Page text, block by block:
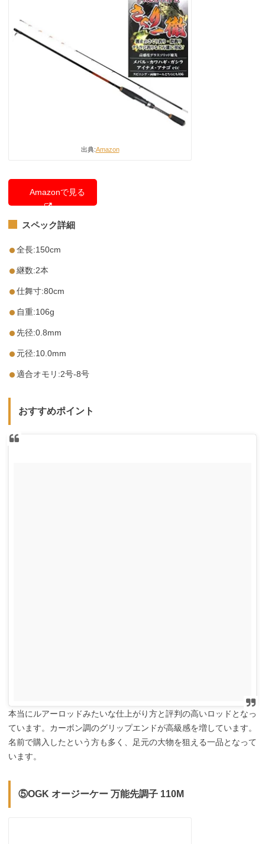
出典:Amazon
Amazonで見る
スペック詳細
全長:150cm
継数:2本
仕舞寸:80cm
自重:106g
先径:0.8mm
元径:10.0mm
適合オモリ:2号-8号
おすすめポイント
本当にルアーロッドみたいな仕上がり方と評判の高いロッドとなっ
ています。カーボン調のグリップエンドが高級感を増しています。
名前で購入したという方も多く、足元の大物を狙える一品となって
います。
⑤OGK オージーケー 万能先調子 110M